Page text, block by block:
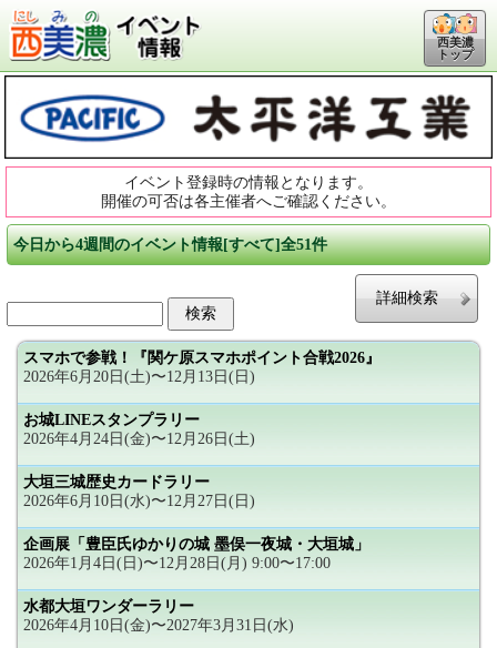
西美濃
トップ
イベント登録時の情報となります。
開催の可否は各主催者へご確認ください。
今日から4週間のイベント情報[すべて]全51件
詳細検索
スマホで参戦！『関ケ原スマホポイント合戦2026』
2026年6月20日(土)〜12月13日(日)
お城LINEスタンプラリー
2026年4月24日(金)〜12月26日(土)
大垣三城歴史カードラリー
2026年6月10日(水)〜12月27日(日)
企画展「豊臣氏ゆかりの城 墨俣一夜城・大垣城」
2026年1月4日(日)〜12月28日(月) 9:00〜17:00
水都大垣ワンダーラリー
2026年4月10日(金)〜2027年3月31日(水)